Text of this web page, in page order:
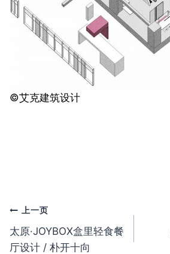
©️艾克建筑设计
文
章
上一页
太原·JOYBOX盒里轻食餐
厅设计 / 朴开十向